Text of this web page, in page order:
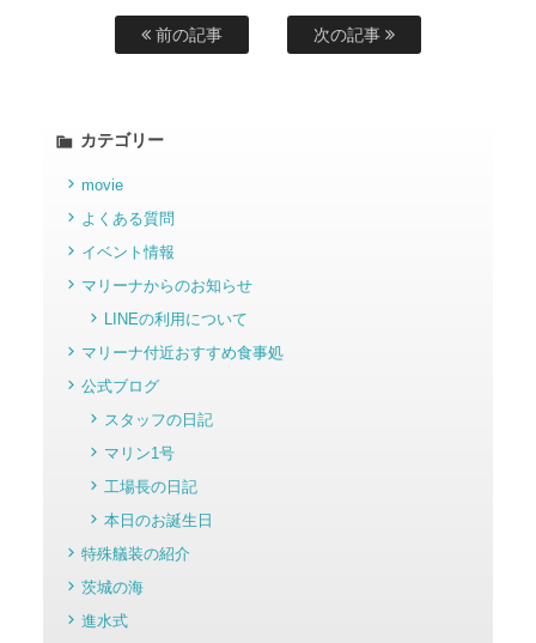
前の記事 次の記事
カテゴリー
movie
よくある質問
イベント情報
マリーナからのお知らせ
LINEの利用について
マリーナ付近おすすめ食事処
公式ブログ
スタッフの日記
マリン1号
工場長の日記
本日のお誕生日
特殊艤装の紹介
茨城の海
進水式